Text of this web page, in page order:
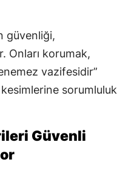
güvenliği,
Onları korumak,
vazifesidir”
sorumluluk
Güvenli